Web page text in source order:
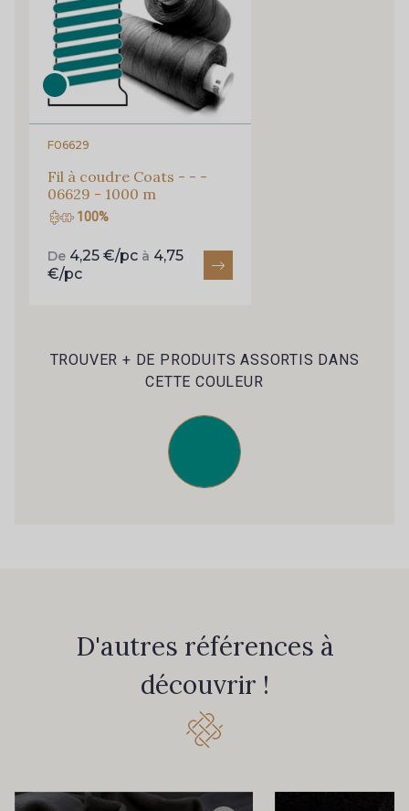
F06629
Fil à coudre Coats - - -
06629 - 1000 m
100%
De 4,25 €/pc à 4,75
€/pc
TROUVER + DE PRODUITS ASSORTIS DANS
CETTE COULEUR
D'autres références à
découvrir !
Cadeau : 10% offerts sur votre
commande !
Pour vous, couture rime avec détente ?
Vous aimez les beaux tissus ?
Recevez chaque semaine un clin d’œil rempli de
nouveautés, d’inspirations et de promotions.
Je m'abonne à la newsletter